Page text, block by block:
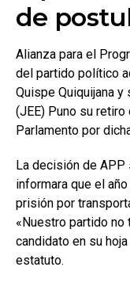
de
Alianza para el
del partido político
Quispe Quiquijana
(JEE) Puno su
Parlamento por
La decisión de APP
informara que el
prisión por
«Nuestro partido no
candidato en su
estatuto.